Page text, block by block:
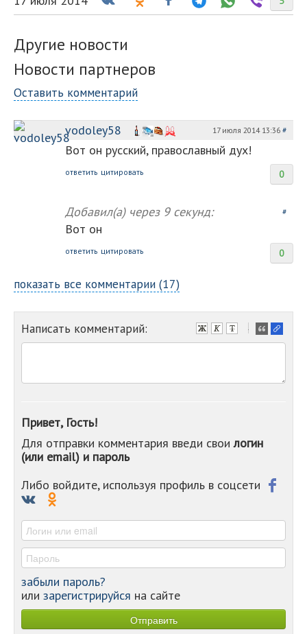
Другие новости
Новости партнеров
Оставить комментарий
vodoley58 17 июля 2014 13:36 #
Вот он русский, православный дух!
0
ответить цитировать
Добавил(а) через 9 секунд: #
Вот он
0
ответить цитировать
показать все комментарии (17)
Написать комментарий:
-
-
-
-
-
Привет, Гость!
Для отправки комментария введи своилогин
(или email) и пароль
Либо войдите, используя профиль в соцсети
забыли пароль?
или зарегистрируйся на сайте